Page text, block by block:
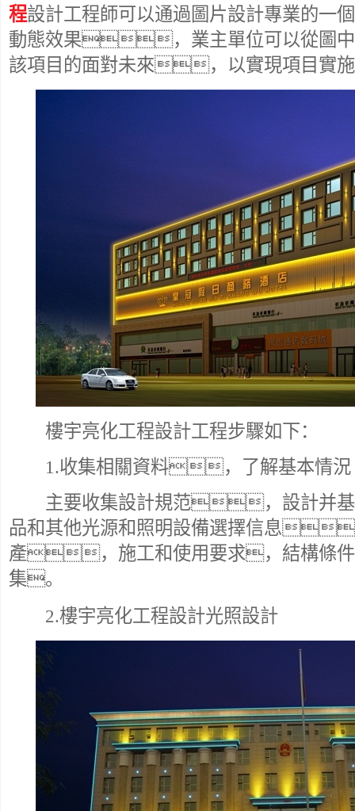
程設計工程師可以通過圖片設計專業的一
動態效果，業主單位可以從
該項目的面對未來，以實現項目實
樓宇亮化工程設計工程步驟如下：
1.收集相關資料，了解基本情況
主要收集設計規范，設計并基
品和其他光源和照明設備選擇信息
產，施工和使用要求，結構條件
集。
2.樓宇亮化工程設計光照設計